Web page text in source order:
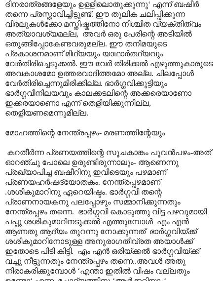
ദിനരാത്രങ്ങളേയും ഉള്ളിലൊതുക്കുന്നു‘ എന്ന് ബഷീർ
തന്നെ പ്രസ്താവിച്ചിട്ടുണ്ട്. ഈ തൂലിക ചലിപ്പിക്കുന്ന
വിരലുകൾക്കോ മസ്തിഷ്കത്തിനോ നിശ്ചിത വ്യക്തിത്വം
അത്യാവശ്യമല്ല, അവർ ഒരു പേരിന്റെ അടിയിൽ
ഒതുങ്ങിപ്പോകേണ്ടവരുമല്ല. ഈ തനിമയുടെ
പ്രകാശനമാണ് മിഥ്യയും യാഥാർത്ഥ്യവും
വേർതിരിച്ചെടുക്കൽ. ഈ വേർ തിരിക്കൽ എഴുത്തുകാരുടെ
അവകാശമോ ഉത്തരവാദിത്തമോ അല്ല. ചിലപ്പോൾ
വേർതിരിച്ചെന്നുമിരിക്കില്ല. ഭാർഗ്ഗവിക്കുട്ടിയും
ഭാർഗ്ഗവീനിലയവും കാലക്കടലിന്റെ അക്കരെയാണോ
ഇക്കരയാണൊ എന്ന് തെളിയിക്കുന്നില്ല,
തെളിയണമെന്നുമില്ല.
മോഹത്തിന്റെ നേന്ത്രപ്പഴം- മരണത്തിന്റേയും
കറതീർന്ന പ്രണയത്തിന്റെ സൂചകാങ്കം പൂവൻപഴം-അത്
ഓറഞ്ചു പോലെ ഉരുണ്ടിരുന്നാലും- ആണെന്നു
പ്രഖ്യാപിച്ച ബഷീറിനു ഇവിടെയും പഴമാണ്
പ്രണയഹർഷദ്യോതകം. നേന്ത്രപ്പഴമാണ്
.ശശികുമാറിനു ഏറെയിഷ്ടം. ഭാർഗ്ഗവി തന്റെ
പ്രാണനായകനു പലപ്പോഴും സമ്മാനിക്കുന്നതും
നേന്ത്രപ്പഴം തന്നെ. ഭാർഗ്ഗവി കൊടുത്തു വിട്ട പഴവുമായി
പപ്പു ശശികുമാറിനടുക്കൽ എത്തുമ്പോൾ എം എൻ
ആണതു ആദ്യം തുറന്നു നോക്കുന്നത് ഭാർഗ്ഗവിയ്ക്ക്
ശശികുമാറിനോടുള്ള അനുരാഗതീവ്രത അയാൾക്ക്
ഇതോടെ പിടി കിട്ടി. എം എൻ ഒരിയ്ക്കൽ ഭാർഗ്ഗവിയ്ക്ക്
വച്ചു നീട്ടുന്നതും നേന്ത്രപ്പഴം തന്നെ..അവൾ അതു
നിരാകരിക്കുമ്പോൾ ‘എന്താ ഇതിൽ വിഷം വല്ലതും